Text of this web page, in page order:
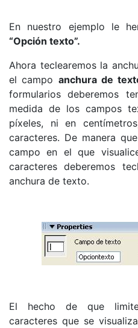
En nuestro ejemplo le
“Opción texto”.
Ahora teclearemos la
el campo anchura de
formularios deberemos
medida de los campos
píxeles, ni en
caracteres. De manera
campo en el que
caracteres deberemos
anchura de texto.
El hecho de que
caracteres que se